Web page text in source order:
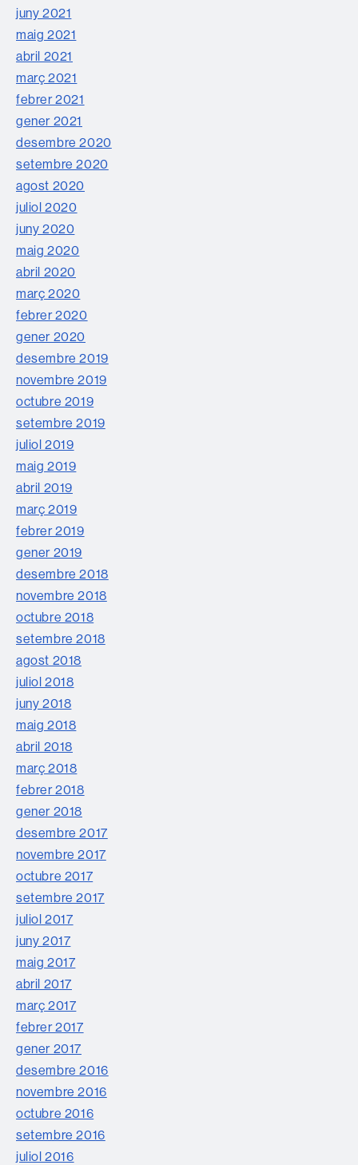
juny 2021
maig 2021
abril 2021
març 2021
febrer 2021
gener 2021
desembre 2020
setembre 2020
agost 2020
juliol 2020
juny 2020
maig 2020
abril 2020
març 2020
febrer 2020
gener 2020
desembre 2019
novembre 2019
octubre 2019
setembre 2019
juliol 2019
maig 2019
abril 2019
març 2019
febrer 2019
gener 2019
desembre 2018
novembre 2018
octubre 2018
setembre 2018
agost 2018
juliol 2018
juny 2018
maig 2018
abril 2018
març 2018
febrer 2018
gener 2018
desembre 2017
novembre 2017
octubre 2017
setembre 2017
juliol 2017
juny 2017
maig 2017
abril 2017
març 2017
febrer 2017
gener 2017
desembre 2016
novembre 2016
octubre 2016
setembre 2016
juliol 2016